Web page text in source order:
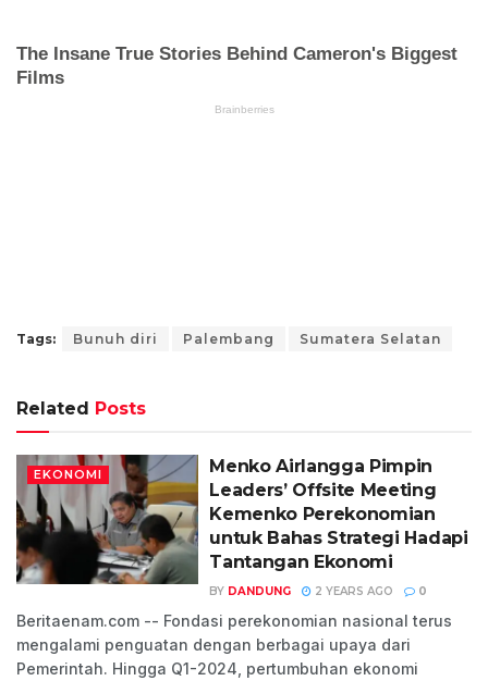
Tags: Bunuh diri Palembang Sumatera Selatan
Related Posts
EKONOMI
Menko Airlangga Pimpin
Leaders’ Offsite Meeting
Kemenko Perekonomian
untuk Bahas Strategi Hadapi
Tantangan Ekonomi
BY DANDUNG 2 YEARS AGO 0
Beritaenam.com -- Fondasi perekonomian nasional terus
mengalami penguatan dengan berbagai upaya dari
Pemerintah. Hingga Q1-2024, pertumbuhan ekonomi